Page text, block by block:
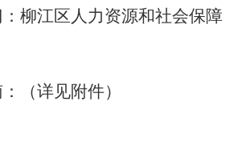
柳江区人力资源和社会保障
（详见附件）